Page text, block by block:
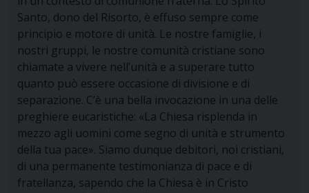
Santo, dono del Risorto, è effuso sempre come
principio e motore di unità. Le nostre famiglie, i
nostri gruppi, le nostre comunità cristiane sono
chiamate a vivere nell’unità e a superare tutto
quanto può essere occasione di divisione e di
separazione. C’è una bella invocazione in una delle
preghiere eucaristiche: «La Chiesa risplenda in
mezzo agli uomini come segno di unità e strumento
della tua pace». Siamo dunque debitori, noi cristiani,
di una permanente testimonianza di pace e di
fratellanza, sapendo che la Chiesa è in Cristo